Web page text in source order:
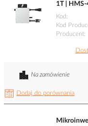
1T |
Kod
Kod
Producent
Dodaj do porównania
Na zamówienie